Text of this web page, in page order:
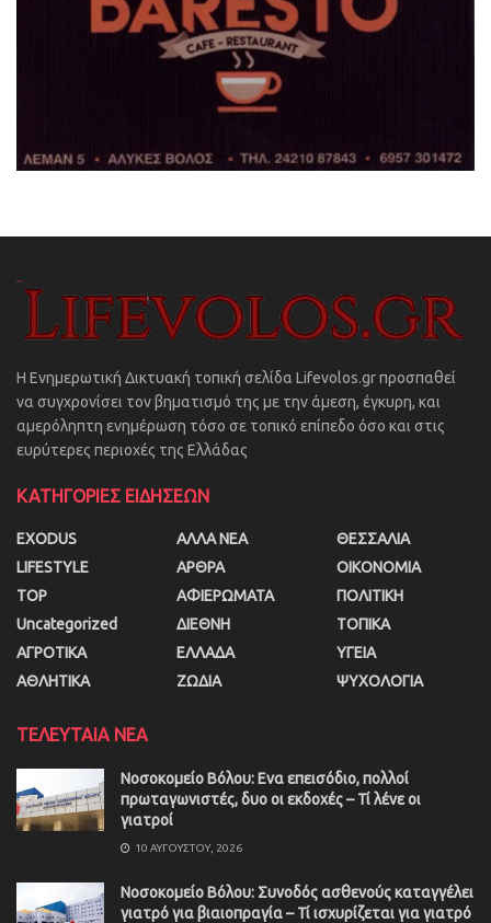
Η Ενημερωτική Δικτυακή τοπική σελίδα Lifevolos.gr προσπαθεί
να συγχρονίσει τον βηματισμό της με την άμεση, έγκυρη, και
αμερόληπτη ενημέρωση τόσο σε τοπικό επίπεδο όσο και στις
ευρύτερες περιοχές της Ελλάδας
ΚΑΤΗΓΟΡΙΕΣ ΕΙΔΗΣΕΩΝ
EXODUS
LIFESTYLE
TOP
Uncategorized
ΑΓΡΟΤΙΚΑ
ΑΘΛΗΤΙΚΑ
ΑΛΛΑ ΝΕΑ
ΑΡΘΡΑ
ΑΦΙΕΡΩΜΑΤΑ
ΔΙΕΘΝΗ
ΕΛΛΑΔΑ
ΖΩΔΙΑ
ΘΕΣΣΑΛΙΑ
ΟΙΚΟΝΟΜΙΑ
ΠΟΛΙΤΙΚΗ
ΤΟΠΙΚΑ
ΥΓΕΙΑ
ΨΥΧΟΛΟΓΙΑ
ΤΕΛΕΥΤΑΙΑ ΝΕΑ
Νοσοκομείο Βόλου: Ενα επεισόδιο, πολλοί
πρωταγωνιστές, δυο οι εκδοχές – Τί λένε οι
γιατροί
10 ΑΥΓΟΎΣΤΟΥ, 2026
Νοσοκομείο Βόλου: Συνοδός ασθενούς καταγγέλει
γιατρό για βιαιοπραγία – Τί ισχυρίζεται για γιατρό